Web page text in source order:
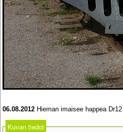
06.08.2012 Hieman imaisee happea
Kuvan tiedot